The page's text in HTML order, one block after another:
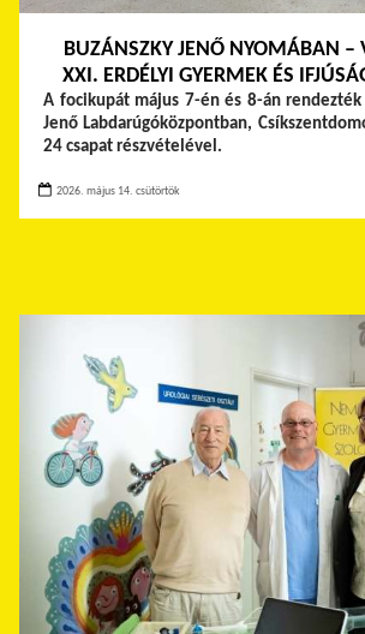
BUZÁNSZKY JENŐ NYOMÁBAN –
XXI. ERDÉLYI GYERMEK ÉS
A focikupát május 7-én és 8-án rendezték
Jenő Labdarúgóközpontban,
24 csapat részvételével.
2026. május 14. csütörtök